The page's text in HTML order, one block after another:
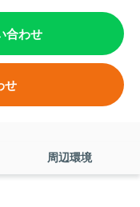
合わせ
せ
周辺環境